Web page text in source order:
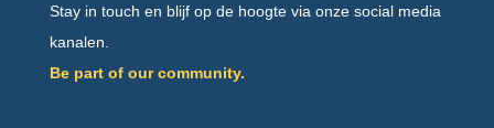
Stay in touch en blijf op de hoogte via onze social media
kanalen.
Be part of our community.